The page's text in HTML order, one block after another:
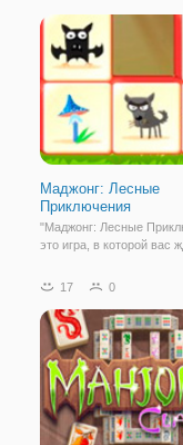
уровне, вы можете
совет или
Маджонг: Лесные
Приключения
"Маджонг: Лесные
это игра, в которой вас
незабываемое
миру лесной природы.
познакомит вас со всеми
забавными животными,
17 0